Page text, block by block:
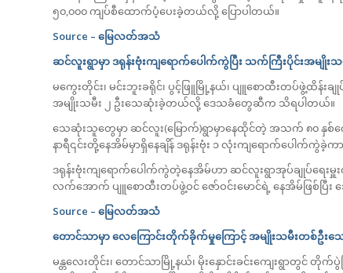
၅၀,၀၀၀ ကျပ်စီထောက်ပံ့ပေးခဲ့တယ်လို့ ပြောပါတယ်။
Source – မြေလတ်အသံ
ဆင်လူးရွာမှာ ဒရုန်းဗုံးကျရောက်ပေါက်ကွဲပြီး သက်ကြီးပိုင်းအမျိုး
မကွေးတိုင်း၊ မင်းဘူးခရိုင်၊ ပွင့်ဖြူမြို့နယ်၊ ပျူစောထီးတပ်ဖွဲ့ထိန်းခ
အမျိုးသမီး ၂ ဦးသေဆုံးခဲ့တယ်လို့ ဒေသခံတွေဆီက သိရပါတယ်။
သေဆုံးသူတွေမှာ ဆင်လူး(မြောက်)ရွာမှာနေထိုင်တဲ့ အသက် ၈၀ နှစ်ကျ
နာရီ၎င်းတို့နေအိမ်မှာရှိနေချိန် ဒရုန်းဗုံး ၁ လုံးကျရောက်ပေါက်ကွဲ
ဒရုန်းဗုံးကျရောက်ပေါက်ကွဲတဲ့နေအိမ်ဟာ ဆင်လူးရွာအုပ်ချုပ်ရေးမှူး
လက်အောက် ပျူစောထီးတပ်ဖွဲ့ဝင် ဇော်ဝင်းမောင်ရဲ့ နေအိမ်ဖြစ်ပ
Source – မြေလတ်အသံ
တောင်သာမှာ လေကြောင်းတိုက်ခိုက်မှုကြောင့် အမျိုးသမီးတစ်ဦးသေ
မန္တလေးတိုင်း၊ တောင်သာမြို့နယ်၊ မိုးနှောင်းခင်းကျေးရွာတွင် တို